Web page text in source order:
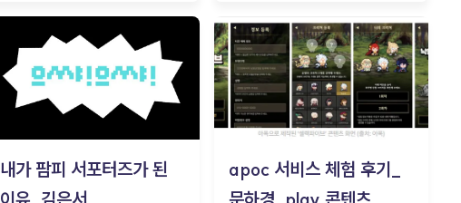
내가 팜피 서포터즈가 된
apoc 서비스 체험 후기_